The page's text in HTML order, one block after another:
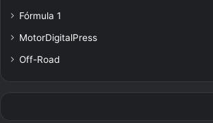
Fórmula 1
MotorDigitalPress
Off-Road